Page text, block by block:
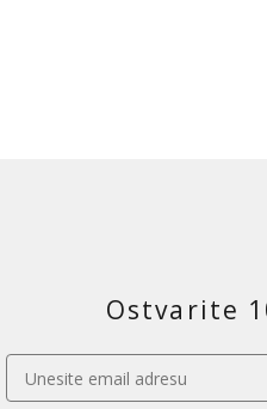
Ostvarite